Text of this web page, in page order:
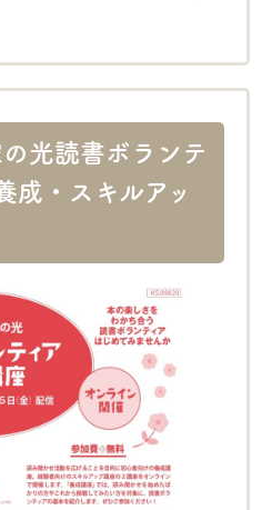
光読書ボランテ
成・スキルアッ